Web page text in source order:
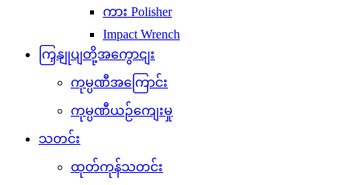
ကား Polisher
Impact Wrench
ကြှနျုပျတို့အကွောငျး
ကုမ္ပဏီအကြောင်း
ကုမ္ပဏီယဉ်ကျေးမှု
သတင်း
ထုတ်ကုန်သတင်း